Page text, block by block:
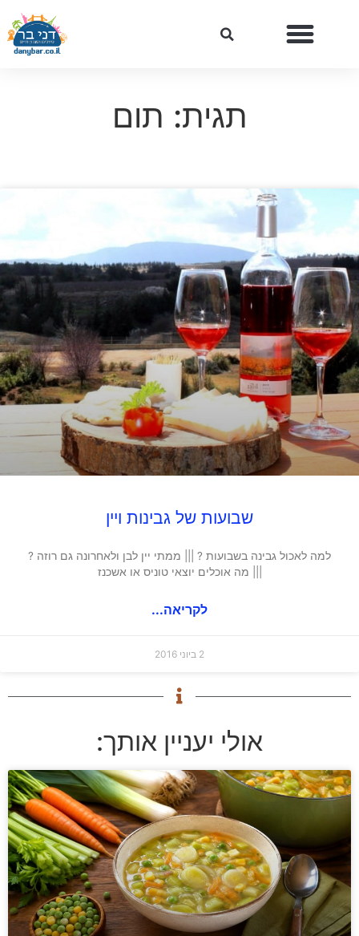
תגית: תום
שבועות של גבינות ויין
למה לאכול גבינה בשבועות ? ||| ממתי יין לבן ולאחרונה גם רוזה ?
||| מה אוכלים יוצאי טוניס או אשכנז
לקריאה...
2 ביוני 2016
אולי יעניין אותך: